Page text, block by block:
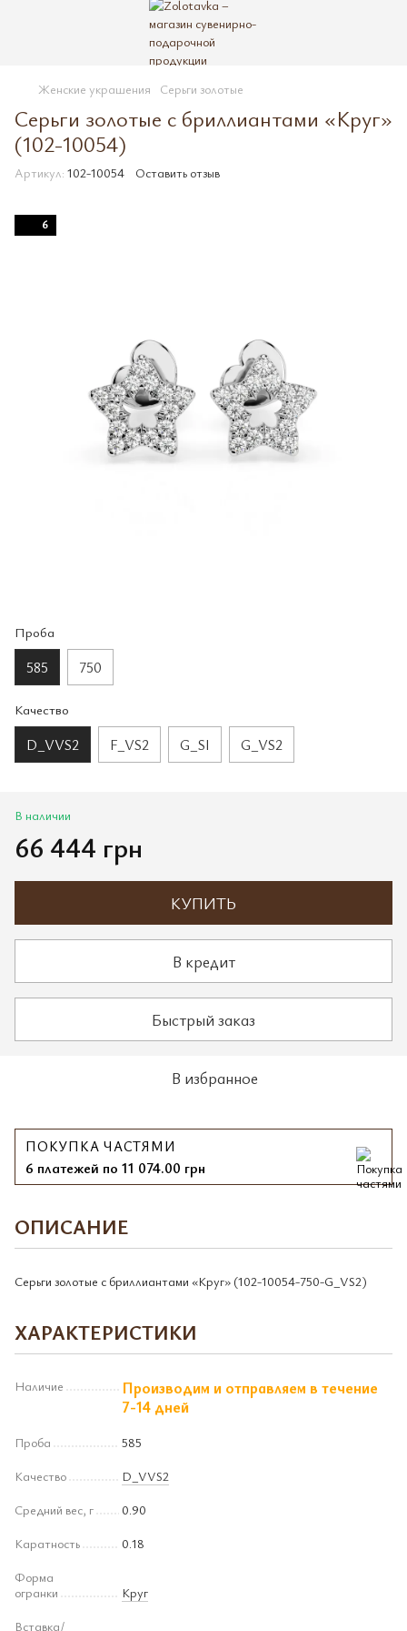
Женские украшения Серьги золотые
Серьги золотые с бриллиантами «Круг»
(102-10054)
Артикул: 102-10054 Оставить отзыв
6
Проба
585 750
Качество
D_VVS2 F_VS2 G_SI G_VS2
В наличии
66 444 грн
КУПИТЬ
В кредит
Быстрый заказ
В избранное
ПОКУПКА ЧАСТЯМИ
6 платежей по 11 074.00 грн
ОПИСАНИЕ
Серьги золотые с бриллиантами «Круг» (102-10054-750-G_VS2)
ХАРАКТЕРИСТИКИ
Наличие
Производим и отправляем в течение
7-14 дней
Проба
585
Качество
D_VVS2
Средний вес, г
0.90
Каратность
0.18
Форма
огранки
Круг
Вставка/